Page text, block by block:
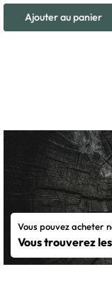
Ajouter au panier
Vous pouvez acheter
Vous trouverez